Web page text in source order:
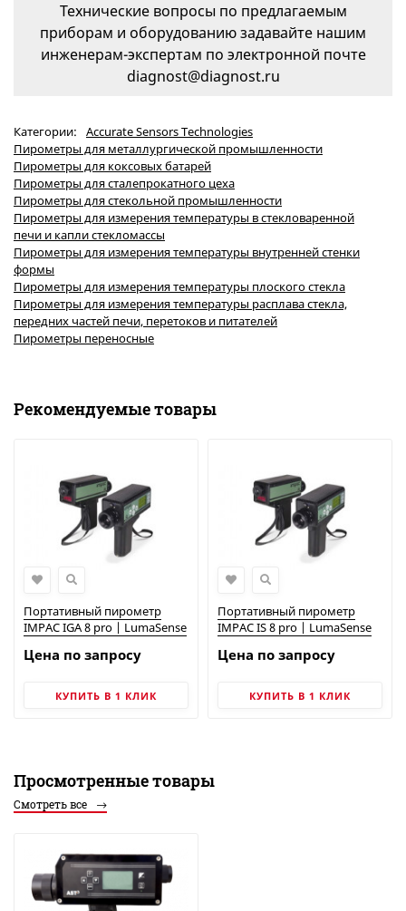
Технические вопросы по предлагаемым
приборам и оборудованию задавайте нашим
инженерам-экспертам по электронной почте
diagnost@diagnost.ru
Категории:
Accurate Sensors Technologies
Пирометры для металлургической промышленности
Пирометры для коксовых батарей
Пирометры для сталепрокатного цеха
Пирометры для стекольной промышленности
Пирометры для измерения температуры в стекловаренной
печи и капли стекломассы
Пирометры для измерения температуры внутренней стенки
формы
Пирометры для измерения температуры плоского стекла
Пирометры для измерения температуры расплава стекла,
передних частей печи, перетоков и питателей
Пирометры переносные
Рекомендуемые товары
Портативный пирометр
IMPAC IGA 8 pro | LumaSense
Цена по запросу
КУПИТЬ В 1 КЛИК
Портативный пирометр
IMPAC IS 8 pro | LumaSense
Цена по запросу
КУПИТЬ В 1 КЛИК
Просмотренные товары
Смотреть все